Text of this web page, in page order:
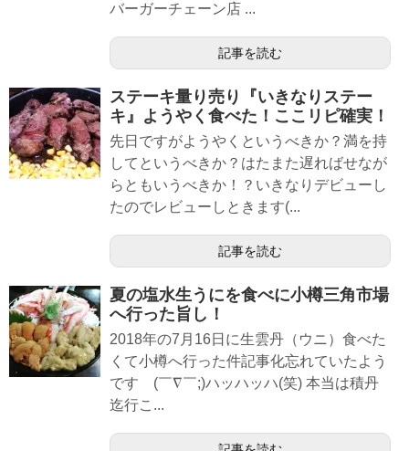
バーガーチェーン店 ...
記事を読む
ステーキ量り売り『いきなりステー
キ』ようやく食べた！ここリピ確実！
先日ですがようやくというべきか？満を持
してというべきか？はたまた遅ればせなが
らともいうべきか！？いきなりデビューし
たのでレビューしときます(...
記事を読む
夏の塩水生うにを食べに小樽三角市場
へ行った旨し！
2018年の7月16日に生雲丹（ウニ）食べた
くて小樽へ行った件記事化忘れていたよう
です (￣∇￣;)ハッハッハ(笑) 本当は積丹
迄行こ...